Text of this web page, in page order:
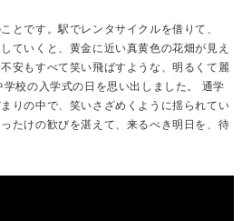
とです。駅でレンタサイクルを借りて、
ていくと、黄金に近い真黄色の花畑が見え
安もすべて笑い飛ばすような、明るくて麗
学校の入学式の日を思い出しました。 通学
りの中で、笑いさざめくように揺られてい
たけの歓びを湛えて、来るべき明日を、待